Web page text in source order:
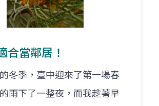
合當鄰居！
冬季，臺中迎來了第一場春
雨下了一整夜，而我趁著早